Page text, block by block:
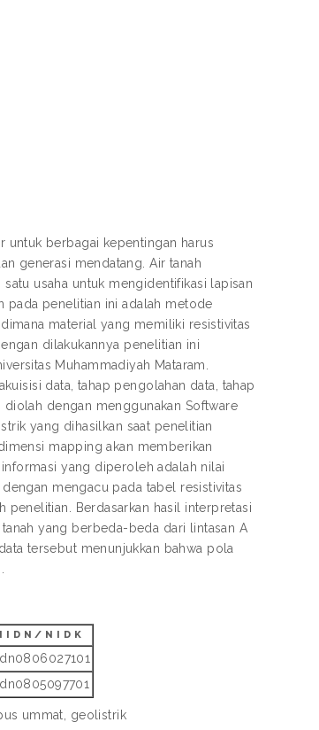
untuk berbagai kepentingan harus
generasi mendatang. Air tanah
usaha untuk mengidentifikasi lapisan
pada penelitian ini adalah metode
material yang memiliki resistivitas
dilakukannya penelitian ini
Muhammadiyah Mataram.
data, tahap pengolahan data, tahap
dengan menggunakan Software
yang dihasilkan saat penelitian
mapping akan memberikan
yang diperoleh adalah nilai
mengacu pada tabel resistivitas
Berdasarkan hasil interpretasi
yang berbeda-beda dari lintasan A
tersebut menunjukkan bahwa pola
NIDK
ummat, geolistrik